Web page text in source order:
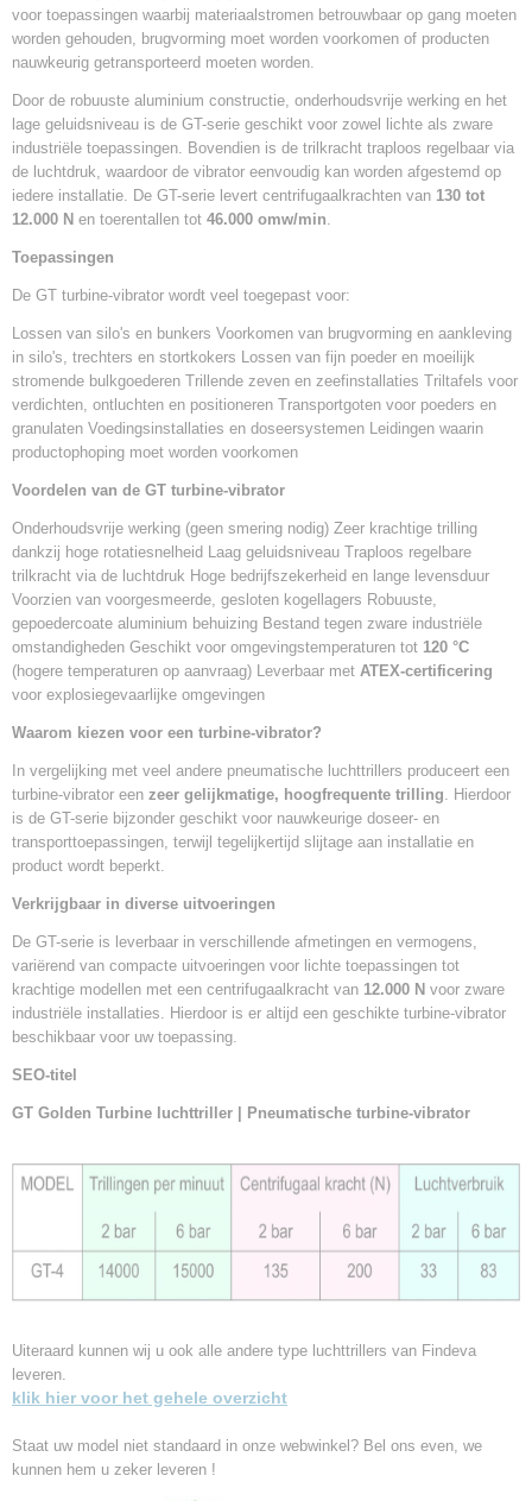
voor toepassingen waarbij materiaalstromen betrouwbaar op gang moeten
worden gehouden, brugvorming moet worden voorkomen of producten
nauwkeurig getransporteerd moeten worden.
Door de robuuste aluminium constructie, onderhoudsvrije werking en het
lage geluidsniveau is de GT-serie geschikt voor zowel lichte als zware
industriële toepassingen. Bovendien is de trilkracht traploos regelbaar via
de luchtdruk, waardoor de vibrator eenvoudig kan worden afgestemd op
iedere installatie. De GT-serie levert centrifugaalkrachten van 130 tot
12.000 N en toerentallen tot 46.000 omw/min.
Toepassingen
De GT turbine-vibrator wordt veel toegepast voor:
Lossen van silo's en bunkers Voorkomen van brugvorming en aankleving
in silo's, trechters en stortkokers Lossen van fijn poeder en moeilijk
stromende bulkgoederen Trillende zeven en zeefinstallaties Triltafels voor
verdichten, ontluchten en positioneren Transportgoten voor poeders en
granulaten Voedingsinstallaties en doseersystemen Leidingen waarin
productophoping moet worden voorkomen
Voordelen van de GT turbine-vibrator
Onderhoudsvrije werking (geen smering nodig) Zeer krachtige trilling
dankzij hoge rotatiesnelheid Laag geluidsniveau Traploos regelbare
trilkracht via de luchtdruk Hoge bedrijfszekerheid en lange levensduur
Voorzien van voorgesmeerde, gesloten kogellagers Robuuste,
gepoedercoate aluminium behuizing Bestand tegen zware industriële
omstandigheden Geschikt voor omgevingstemperaturen tot 120 °C
(hogere temperaturen op aanvraag) Leverbaar met ATEX-certificering
voor explosiegevaarlijke omgevingen
Waarom kiezen voor een turbine-vibrator?
In vergelijking met veel andere pneumatische luchttrillers produceert een
turbine-vibrator een zeer gelijkmatige, hoogfrequente trilling. Hierdoor
is de GT-serie bijzonder geschikt voor nauwkeurige doseer- en
transporttoepassingen, terwijl tegelijkertijd slijtage aan installatie en
product wordt beperkt.
Verkrijgbaar in diverse uitvoeringen
De GT-serie is leverbaar in verschillende afmetingen en vermogens,
variërend van compacte uitvoeringen voor lichte toepassingen tot
krachtige modellen met een centrifugaalkracht van 12.000 N voor zware
industriële installaties. Hierdoor is er altijd een geschikte turbine-vibrator
beschikbaar voor uw toepassing.
SEO-titel
GT Golden Turbine luchttriller | Pneumatische turbine-vibrator
Uiteraard kunnen wij u ook alle andere type luchttrillers van Findeva
leveren.
klik hier voor het gehele overzicht
Staat uw model niet standaard in onze webwinkel? Bel ons even, we
kunnen hem u zeker leveren !